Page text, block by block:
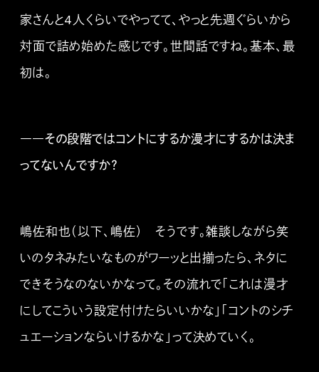
家さんと4人くらいでやってて、やっと先週ぐらいから
対面で詰め始めた感じです。世間話ですね。基本、最
初は。
――その段階ではコントにするか漫才にするかは決ま
ってないんですか？
嶋佐和也（以下、嶋佐） そうです。雑談しながら笑
いのタネみたいなものがワーッと出揃ったら、ネタに
できそうなのないかなって。その流れで「これは漫才
にしてこういう設定付けたらいいかな」「コントのシチ
ュエーションならいけるかな」って決めていく。